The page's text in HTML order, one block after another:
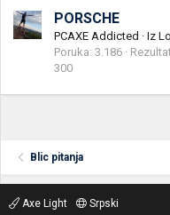
PORSCHE
PCAXE Addicted · Iz
Poruka 3.186
300
Blic pitanja
Axe Light
Srpski